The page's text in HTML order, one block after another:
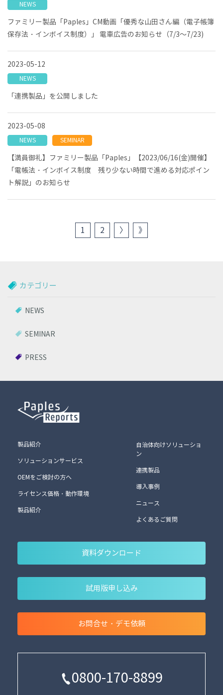
NEWS
ファミリー製品「Paples」CM動画「優秀な山田さん編（電子帳簿
保存法・インボイス制度）」 電車広告のお知らせ（7/3～7/23)
2023-05-12
NEWS
「連携製品」を公開しました
2023-05-08
NEWS SEMINAR
【満員御礼】ファミリー製品「Paples」【2023/06/16(金)開催】
「電帳法・インボイス制度 残り少ない時間で進める対応ポイン
ト解説」のお知らせ
1 2 〉 》
カテゴリー
NEWS
SEMINAR
PRESS
製品紹介
ソリューションサービス
OEMをご検討の方へ
ライセンス価格・動作環境
製品紹介
自治体向けソリューショ
ン
連携製品
導入事例
ニュース
よくあるご質問
資料ダウンロード
試用版申し込み
お問合せ・デモ依頼
0800-170-8899